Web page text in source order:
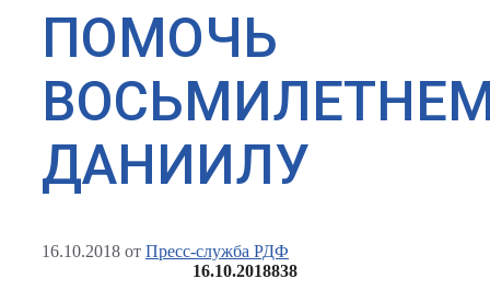
ПОМОЧЬ
ДАНИИЛУ
16.10.2018 от Пресс-служба РДФ
16.10.2018838